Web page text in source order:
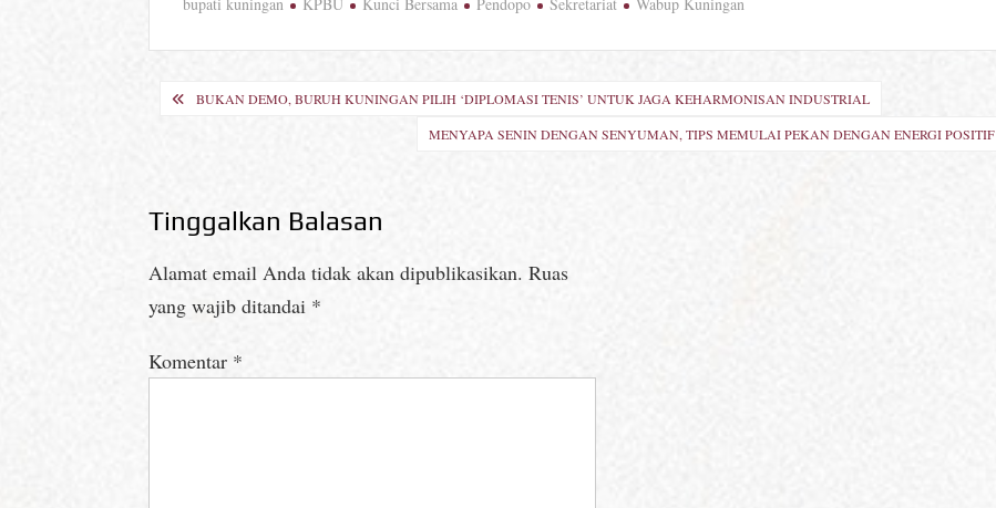
Navigasi
BUKAN DEMO, BURUH KUNINGAN PILIH ‘DIPLOMASI TENIS’ UNTUK JAGA KEHARMONISAN INDUSTRIAL
MENYAPA SENIN DENGAN SENYUMAN, TIPS MEMULAI PEKAN DENGAN ENERGI POSITIF
Tinggalkan Balasan
Alamat email Anda tidak akan dipublikasikan. Ruas
yang wajib ditandai *
Komentar *